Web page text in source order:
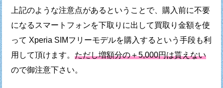
上記のような注意点があるということで、 購入前に不要
になるスマートフォンを下取りに出して買取り金額を使
って Xperia SIMフリーモデルを購入するという手段も利
用して頂けます。 ただし増額分の＋5,000円は貰えない
ので御注意下さい。